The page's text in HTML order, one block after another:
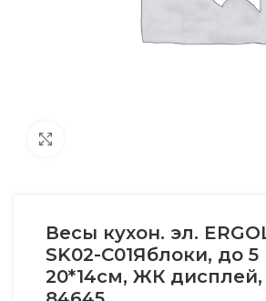
Весы кухон. эл.
SK02-С01Яблоки, до 5
20*14cм, ЖК дисплей,